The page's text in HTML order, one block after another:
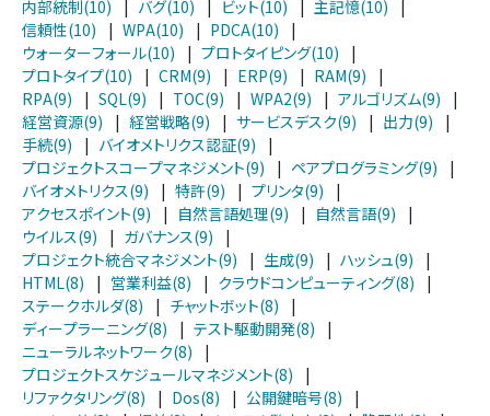
内部統制(10)
| バグ(10) | ビット(10) | 主記憶(10)
|
信頼性(10)
| WPA(10) | PDCA(10)
|
ウォーターフォール(10)
| プロトタイピング(10)
|
プロトタイプ(10)
| CRM(9) | ERP(9) | RAM(9)
|
RPA(9)
| SQL(9) | TOC(9) | WPA2(9) | アルゴリズム(9)
|
経営資源(9)
| 経営戦略(9) | サービスデスク(9) | 出力(9)
|
手続(9)
| バイオメトリクス認証(9)
|
プロジェクトスコープマネジメント(9)
| ペアプログラミング(9)
|
バイオメトリクス(9)
| 特許(9) | プリンタ(9)
|
アクセスポイント(9)
| 自然言語処理(9) | 自然言語(9)
|
ウイルス(9)
| ガバナンス(9)
|
プロジェクト統合マネジメント(9)
| 生成(9) | ハッシュ(9)
|
HTML(8)
| 営業利益(8) | クラウドコンピューティング(8)
|
ステークホルダ(8)
| チャットボット(8)
|
ディープラーニング(8)
| テスト駆動開発(8)
|
ニューラルネットワーク(8)
|
プロジェクトスケジュールマネジメント(8)
|
リファクタリング(8)
| Dos(8) | 公開鍵暗号(8)
|